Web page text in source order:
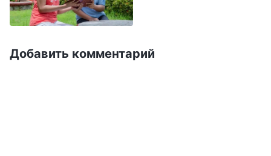
и полностью потерял работу Святого Духа.
Вскоре после этого меня заменили. Когда я
услышал эту новость, это было как нож в
Добавить комментарий